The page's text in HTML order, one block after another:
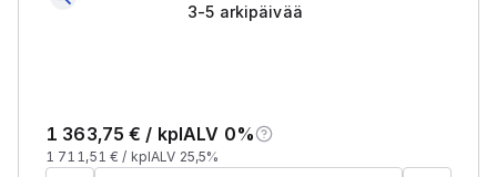
3-5 arkipäivää
1 363,75 € / kplALV 0%
1 711,51 € / kplALV 25,5%